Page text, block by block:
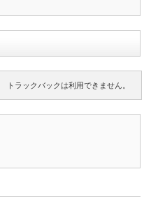
トラックバックは利用できません。